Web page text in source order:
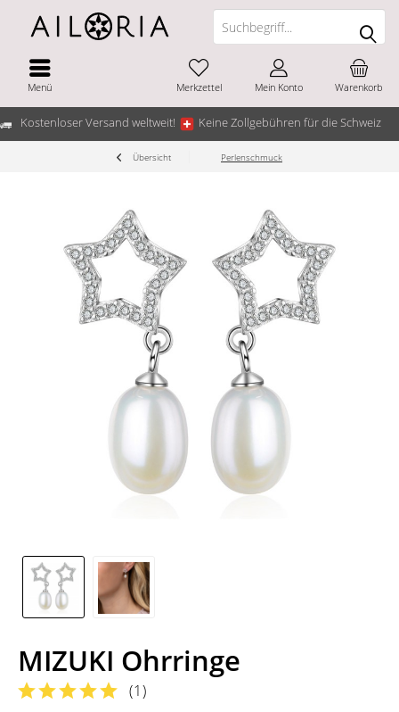
Kostenloser Versand weltweit! Keine Zollgebühren für die Schweiz
Menü Warenkorb
Merkzettel Mein Konto
Übersicht Perlenschmuck
MIZUKI Ohrringe
(1)